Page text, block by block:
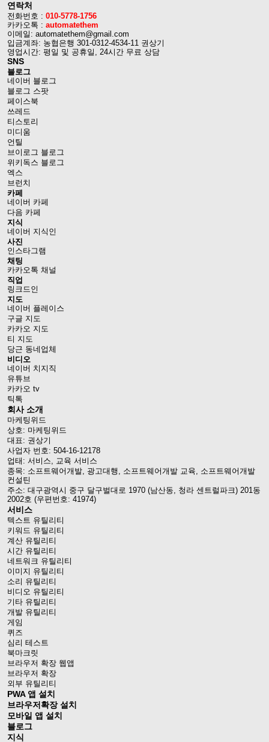
연락처
전화번호 : 010-5778-1756
카카오톡 : automatethem
이메일: automatethem@gmail.com
입금계좌: 농협은행 301-0312-4534-11 권상기
영업시간: 평일 및 공휴일, 24시간 무료 상담
SNS
블로그
네이버 블로그
블로그 스팟
페이스북
쓰레드
티스토리
미디움
언틸
브이로그 블로그
위키독스 블로그
엑스
브런치
카페
네이버 카페
다음 카페
지식
네이버 지식인
사진
인스타그램
채팅
카카오톡 채널
직업
링크드인
지도
네이버 플레이스
구글 지도
카카오 지도
티 지도
당근 동네업체
비디오
네이버 치지직
유튜브
카카오 tv
틱톡
회사 소개
마케팅위드
상호: 마케팅위드
대표: 권상기
사업자 번호: 504-16-12178
업태: 서비스, 교육 서비스
종목: 소프트웨어개발, 광고대행, 소프트웨어개발 교육, 소프트웨어개발
컨설틴
주소: 대구광역시 중구 달구벌대로 1970 (남산동, 청라 센트럴파크) 201동
2002호 (우편번호: 41974)
서비스
텍스트 유틸리티
키워드 유틸리티
계산 유틸리티
시간 유틸리티
네트워크 유틸리티
이미지 유틸리티
소리 유틸리티
비디오 유틸리티
기타 유틸리티
개발 유틸리티
게임
퀴즈
심리 테스트
북마크릿
브라우저 확장 웹앱
브라우저 확장
외부 유틸리티
PWA 앱 설치
브라우저확장 설치
모바일 앱 설치
블로그
지식